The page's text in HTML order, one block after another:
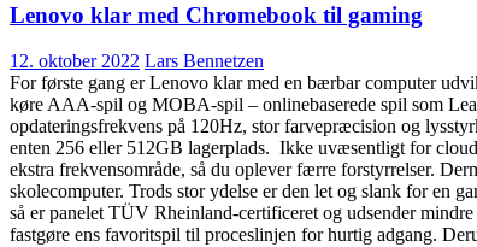
Lenovo klar med Chromebook til gaming
12. oktober 2022 Lars Bennetzen
For første gang er Lenovo klar med en bærbar computer
køre AAA-spil og MOBA-spil – onlinebaserede spil som
opdateringsfrekvens på 120Hz, stor farvepræcision og
enten 256 eller 512GB lagerplads. Ikke uvæsentligt for
ekstra frekvensområde, så du oplever færre forstyrrelser.
skolecomputer. Trods stor ydelse er den let og slank for en
så er panelet TÜV Rheinland-certificeret og udsender
fastgøre ens favoritspil til proceslinjen for hurtig adgang.